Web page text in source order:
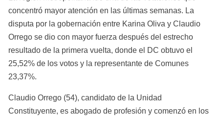
concentró mayor atención en las últimas semanas. La
disputa por la gobernación entre Karina Oliva y Claudio
Orrego se dio con mayor fuerza después del estrecho
resultado de la primera vuelta, donde el DC obtuvo el
25,52% de los votos y la representante de Comunes
23,37%.
Claudio Orrego (54), candidato de la Unidad
Constituyente, es abogado de profesión y comenzó en los